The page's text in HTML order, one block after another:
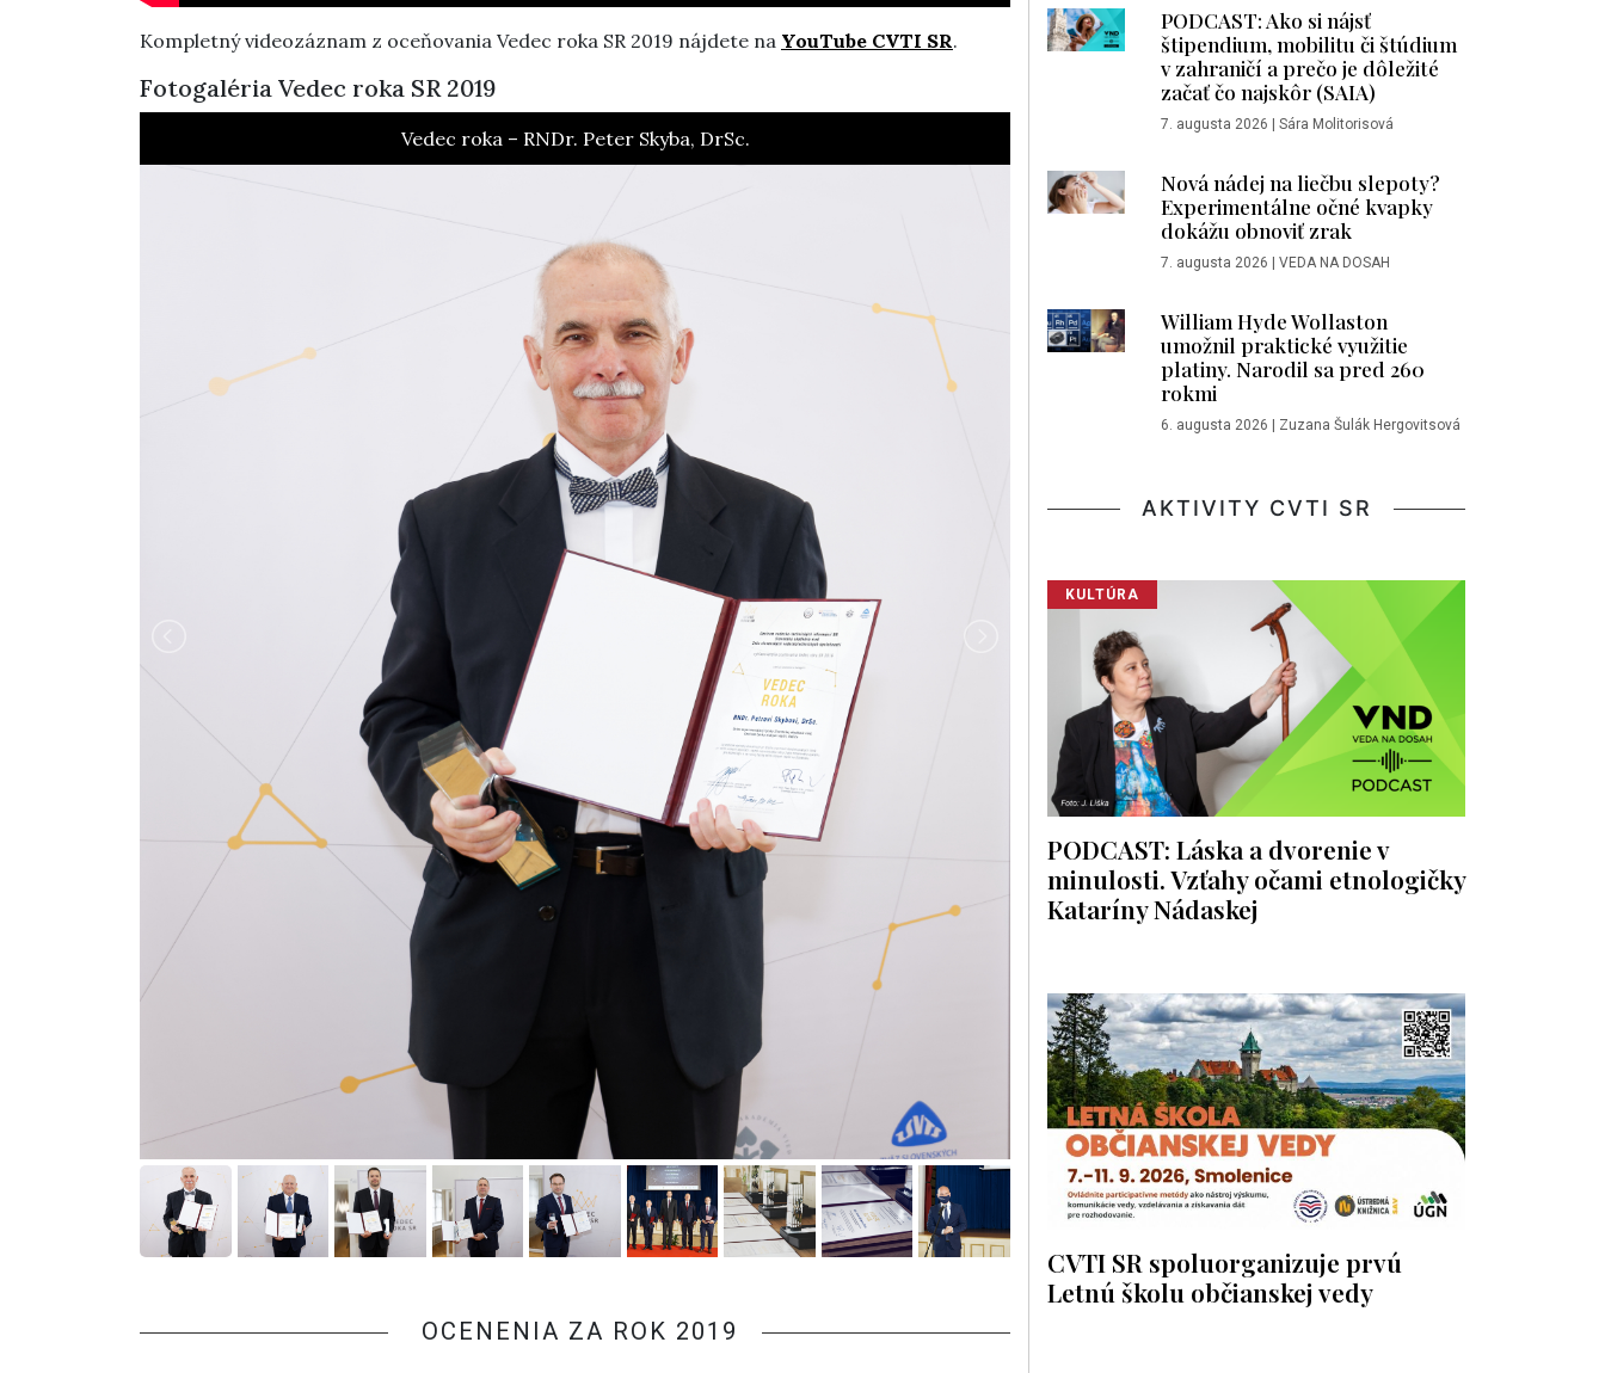
Kompletný videozáznam z oceňovania Vedec roka SR 2019 nájdete na YouTube CVTI SR.
Fotogaléria Vedec roka SR 2019
Vedec roka – RNDr. Peter Skyba, DrSc. Technológ roka – prof. Ing. Emil Spišák,
OCENENIA ZA ROK 2019
PODCAST: Ako si nájsť
štipendium, mobilitu či štúdium
v zahraničí a prečo je dôležité
začať čo najskôr (SAIA)
7. augusta 2026 | Sára Molitorisová
Nová nádej na liečbu slepoty?
Experimentálne očné kvapky
dokážu obnoviť zrak
7. augusta 2026 | VEDA NA DOSAH
William Hyde Wollaston
umožnil praktické využitie
platiny. Narodil sa pred 260
rokmi
6. augusta 2026 | Zuzana Šulák Hergovitsová
AKTIVITY CVTI SR
KULTÚRA
PODCAST: Láska a dvorenie v
minulosti. Vzťahy očami etnologičky
Kataríny Nádaskej
CVTI SR spoluorganizuje prvú
Letnú školu občianskej vedy